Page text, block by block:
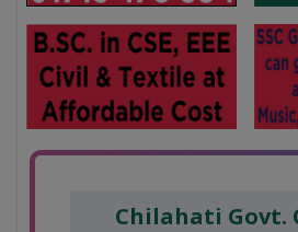
Chilahati Govt.